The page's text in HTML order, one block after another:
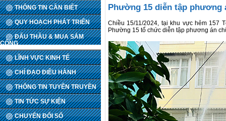
THÔNG TIN CẦN BIẾT
QUY HOẠCH PHÁT TRIỂN
ĐẤU THẦU & MUA SẮM
CÔNG
LĨNH VỰC KINH TẾ
CHỈ ĐẠO ĐIỀU HÀNH
THÔNG TIN TUYÊN TRUYỀN
TIN TỨC SỰ KIỆN
CHUYỂN ĐỔI SỐ
Phường 15 diễn tập phương
Chiều 15/11/2024, tại khu vực hẻm 157
Phường 15 tổ chức diễn tập phương án